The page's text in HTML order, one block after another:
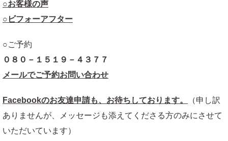
○お客様の声
○ビフォーアフター
○ご予約
０８０－１５１９－４３７７
メールでご予約お問い合わせ
Facebookのお友達申請も、お待ちしております。
（申し訳
ありませんが、メッセージも添えてくださる方のみにさせて
いただいています）